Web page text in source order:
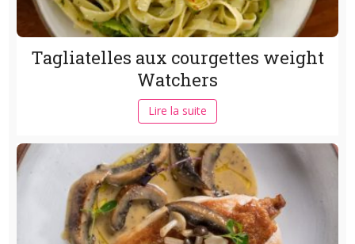
Tagliatelles aux courgettes weight
Watchers
Lire la suite